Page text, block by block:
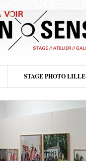
STAGE PHOTO LILLE